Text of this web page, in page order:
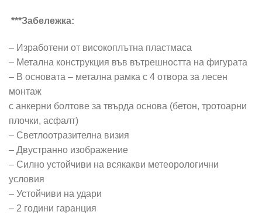
***Забележка:
– Изработени от високоплътна пластмаса
– Метална конструкция във вътрешността на фигурата
– В основата – метална рамка с 4 отвора за лесен
монтаж
с анкерни болтове за твърда основа (бетон, тротоарни
плочки, асфалт)
– Светлоотразителна визия
– Двустранно изображение
– Силно устойчиви на всякакви метеорологични
условия
– Устойчиви на удари
– 2 години гаранция